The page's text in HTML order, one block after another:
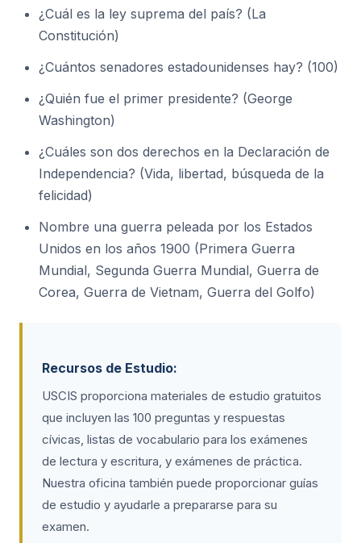
¿Cuál es la ley suprema del país? (La
Constitución)
¿Cuántos senadores estadounidenses hay? (100)
¿Quién fue el primer presidente? (George
Washington)
¿Cuáles son dos derechos en la Declaración de
Independencia? (Vida, libertad, búsqueda de la
felicidad)
Nombre una guerra peleada por los Estados
Unidos en los años 1900 (Primera Guerra
Mundial, Segunda Guerra Mundial, Guerra de
Corea, Guerra de Vietnam, Guerra del Golfo)
Recursos de Estudio:
USCIS proporciona materiales de estudio gratuitos
que incluyen las 100 preguntas y respuestas
cívicas, listas de vocabulario para los exámenes
de lectura y escritura, y exámenes de práctica.
Nuestra oficina también puede proporcionar guías
de estudio y ayudarle a prepararse para su
examen.